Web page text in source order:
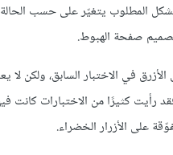
المطلوب يتغيّر على حسب
صفحة الهبوط.
في الاختبار السابق، ولكن لا
رأيت كثيرًا من الاختبارات كانت
على الأزرار الخضراء.